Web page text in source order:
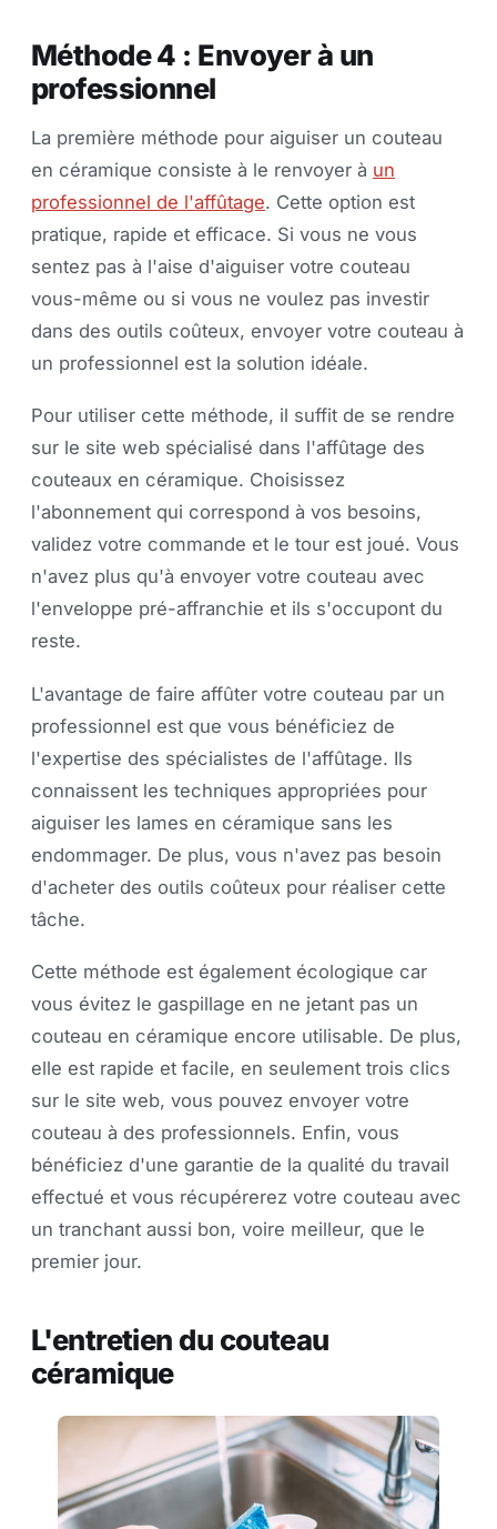
Méthode 4 : Envoyer à un
professionnel
La première méthode pour aiguiser un couteau
en céramique consiste à le renvoyer à un
professionnel de l'affûtage. Cette option est
pratique, rapide et efficace. Si vous ne vous
sentez pas à l'aise d'aiguiser votre couteau
vous-même ou si vous ne voulez pas investir
dans des outils coûteux, envoyer votre couteau à
un professionnel est la solution idéale.
Pour utiliser cette méthode, il suffit de se rendre
sur le site web spécialisé dans l'affûtage des
couteaux en céramique. Choisissez
l'abonnement qui correspond à vos besoins,
validez votre commande et le tour est joué. Vous
n'avez plus qu'à envoyer votre couteau avec
l'enveloppe pré-affranchie et ils s'occupont du
reste.
L'avantage de faire affûter votre couteau par un
professionnel est que vous bénéficiez de
l'expertise des spécialistes de l'affûtage. Ils
connaissent les techniques appropriées pour
aiguiser les lames en céramique sans les
endommager. De plus, vous n'avez pas besoin
d'acheter des outils coûteux pour réaliser cette
tâche.
Cette méthode est également écologique car
vous évitez le gaspillage en ne jetant pas un
couteau en céramique encore utilisable. De plus,
elle est rapide et facile, en seulement trois clics
sur le site web, vous pouvez envoyer votre
couteau à des professionnels. Enfin, vous
bénéficiez d'une garantie de la qualité du travail
effectué et vous récupérerez votre couteau avec
un tranchant aussi bon, voire meilleur, que le
premier jour.
L'entretien du couteau
céramique